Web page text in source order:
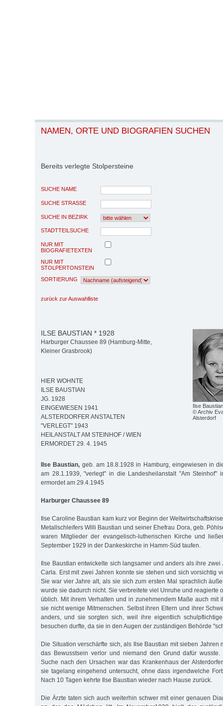
NAMEN, ORTE UND BIOGRAFIEN SUCHEN
Bereits verlegte Stolpersteine
SUCHE NAME
SUCHE STRASSE
SUCHE IN BEZIRK
STADTTEILSUCHE
NUR MIT
BIOGRAFIETEXTEN
NUR MIT
STOLPERTONSTEIN
SORTIERUNG
zurück zur Auswahlliste
Ilse Baustian
© Archiv
Alsterdorf
ILSE BAUSTIAN * 1928
Harburger Chaussee 89 (Hamburg-Mitte,
Kleiner Grasbrook)
HIER WOHNTE
ILSE BAUSTIAN
JG. 1928
EINGEWIESEN 1941
ALSTERDORFER ANSTALTEN
"VERLEGT" 1943
HEILANSTALT AM STEINHOF / WIEN
ERMORDET 29. 4. 1945
Ilse Baustian, geb. am 18.8.1928 in Hamburg, eingewiesen in
am 28.1.1939, "verlegt" in die Landesheilanstalt "Am Steinhof"
ermordet am 29.4.1945
Harburger Chaussee 89
Ilse Caroline Baustian kam kurz vor Beginn der
Metallschleifers Willi Baustian und seiner Ehefrau Dora, geb.
waren Mitglieder der evangelisch-lutherischen Kirche und
September 1929 in der Dankeskirche in Hamm-Süd taufen.
Ilse Baustian entwickelte sich langsamer und anders als ihre
Carla. Erst mit zwei Jahren konnte sie stehen und sich vorsichtig
Sie war vier Jahre alt, als sie sich zum ersten Mal sprachlich
wurde sie dadurch nicht. Sie verbreitete viel Unruhe und reagierte
üblich. Mit ihrem Verhalten und in zunehmendem Maße auch mit
sie nicht wenige Mitmenschen. Selbst ihren Eltern und ihrer
anders, und sie sorgten sich, weil ihre eigentlich
besuchen durfte, da sie in den Augen der zuständigen Behörde
Die Situation verschärfte sich, als Ilse Baustian mit sieben Jahren
das Bewusstsein verlor und niemand den Grund dafür
Suche nach den Ursachen war das Krankenhaus der
sie tagelang eingehend untersucht, ohne dass irgendwelche
Nach 10 Tagen kehrte Ilse Baustian wieder nach Hause zurück.
Die Ärzte taten sich auch weiterhin schwer mit einer genauen